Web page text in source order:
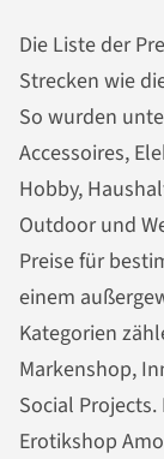
Die Liste der
Strecken wie
So wurden
Accessoires,
Hobby,
Outdoor und
Preise für
einem
Kategorien
Markenshop,
Social
Erotikshop